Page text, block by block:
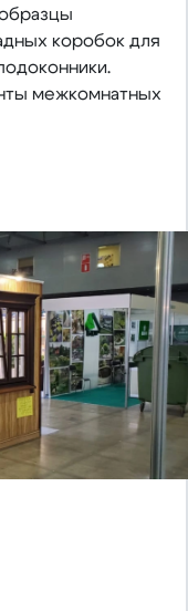
коробок для
межкомнатных